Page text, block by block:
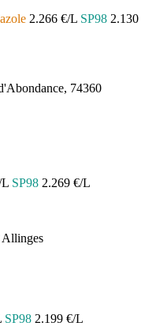
2.266 €/L SP98 2.130
74360
L SP98 2.269 €/L
Allinges
SP98 2.199 €/L